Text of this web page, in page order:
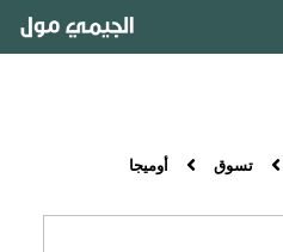
تسوق أوميجا